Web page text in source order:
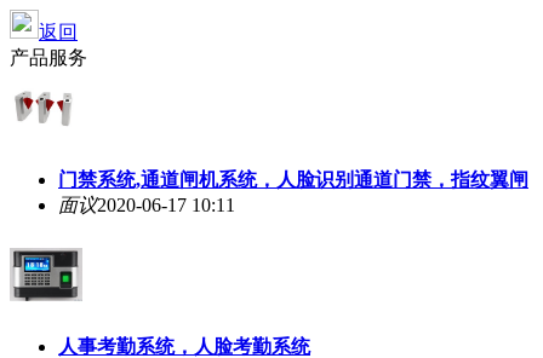
返回
产品服务
门禁系统,通道闸机系统，人脸识别通道门禁，指纹翼闸
面议2020-06-17 10:11
人事考勤系统，人脸考勤系统